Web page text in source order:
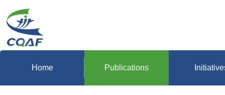
Home Publications